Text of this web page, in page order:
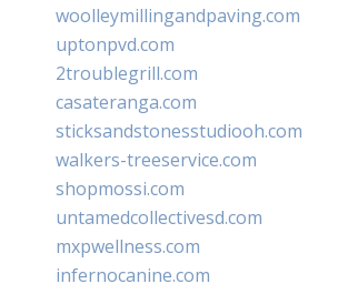
woolleymillingandpaving.com
uptonpvd.com
2troublegrill.com
casateranga.com
sticksandstonesstudiooh.com
walkers-treeservice.com
shopmossi.com
untamedcollectivesd.com
mxpwellness.com
infernocanine.com